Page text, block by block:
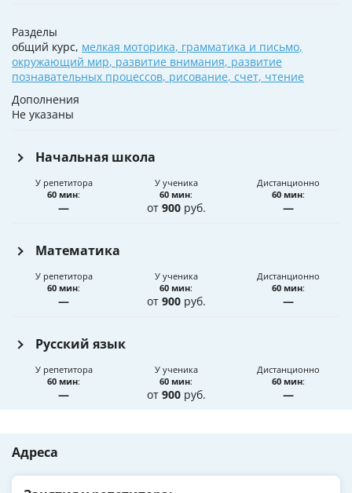
Разделы
общий курс, мелкая моторика, грамматика и письмо,
окружающий мир, развитие внимания, развитие
познавательных процессов, рисование, счет, чтение
Дополнения
Не указаны
Начальная школа
У репетитора
60 мин:
—
У ученика
60 мин:
от 900руб.
Дистанционно
60 мин:
—
Математика
У репетитора
60 мин:
—
У ученика
60 мин:
от 900руб.
Дистанционно
60 мин:
—
Русский язык
У репетитора
60 мин:
—
У ученика
60 мин:
от 900руб.
Дистанционно
60 мин:
—
Адреса